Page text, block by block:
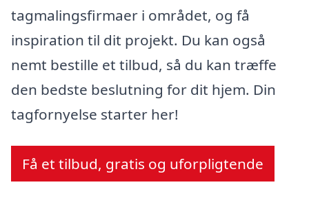
tagmalingsfirmaer i området, og få
inspiration til dit projekt. Du kan også
nemt bestille et tilbud, så du kan træffe
den bedste beslutning for dit hjem. Din
tagfornyelse starter her!
Få et tilbud, gratis og uforpligtende